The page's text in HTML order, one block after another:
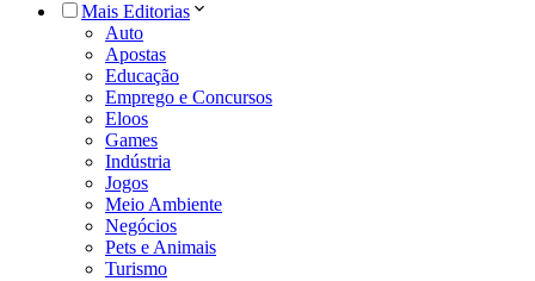
Mais Editorias
Auto
Apostas
Educação
Emprego e Concursos
Eloos
Games
Indústria
Jogos
Meio Ambiente
Negócios
Pets e Animais
Turismo